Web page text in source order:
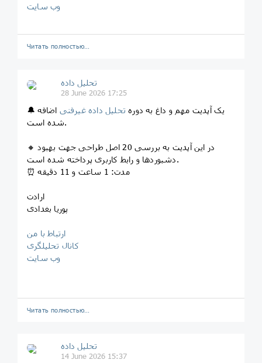
وب سایت
Читать полностью…
تحلیل داده
28 June 2026 17:25
🔔 یک آپدیت مهم و داغ به دوره تحلیل داده غیرفنی اضافه
شده است.
🔸 در این آپدیت به بررسی 20 اصل طراحی جهت بهبود
دشبوردها و رابط کاربری پرداخته شده است.
⏰ مدت: 1 ساعت و 11 دقیقه
ارادت
پوریا بغدادی
ارتباط با من
کانال تحلیلگری
وب سایت
Читать полностью…
تحلیل داده
14 June 2026 15:37